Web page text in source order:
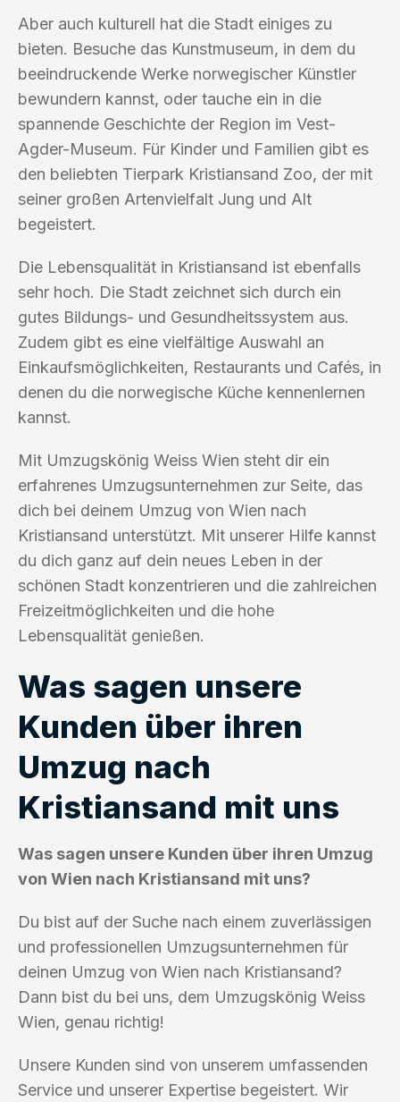
Aber auch kulturell hat die Stadt einiges zu
bieten. Besuche das Kunstmuseum, in dem du
beeindruckende Werke norwegischer Künstler
bewundern kannst, oder tauche ein in die
spannende Geschichte der Region im Vest-
Agder-Museum. Für Kinder und Familien gibt es
den beliebten Tierpark Kristiansand Zoo, der mit
seiner großen Artenvielfalt Jung und Alt
begeistert.
Die Lebensqualität in Kristiansand ist ebenfalls
sehr hoch. Die Stadt zeichnet sich durch ein
gutes Bildungs- und Gesundheitssystem aus.
Zudem gibt es eine vielfältige Auswahl an
Einkaufsmöglichkeiten, Restaurants und Cafés, in
denen du die norwegische Küche kennenlernen
kannst.
Mit Umzugskönig Weiss Wien steht dir ein
erfahrenes Umzugsunternehmen zur Seite, das
dich bei deinem Umzug von Wien nach
Kristiansand unterstützt. Mit unserer Hilfe kannst
du dich ganz auf dein neues Leben in der
schönen Stadt konzentrieren und die zahlreichen
Freizeitmöglichkeiten und die hohe
Lebensqualität genießen.
Was sagen unsere
Kunden über ihren
Umzug nach
Kristiansand mit uns
Was sagen unsere Kunden über ihren Umzug
von Wien nach Kristiansand mit uns?
Du bist auf der Suche nach einem zuverlässigen
und professionellen Umzugsunternehmen für
deinen Umzug von Wien nach Kristiansand?
Dann bist du bei uns, dem Umzugskönig Weiss
Wien, genau richtig!
Unsere Kunden sind von unserem umfassenden
Service und unserer Expertise begeistert. Wir